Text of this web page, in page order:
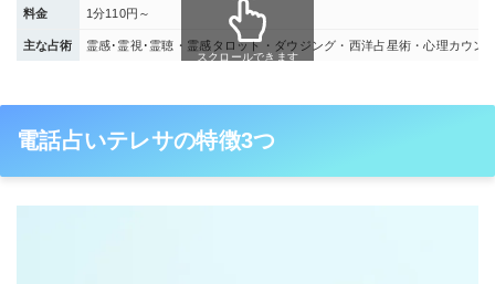
料金 1分110円～
主な占術 霊感･霊視･霊聴・霊感タロット・ダウジング・西洋占星術・心理カウ
スクロールできます
電話占いテレサの特徴3つ